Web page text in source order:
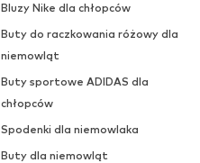
Bluzy Nike dla chłopców
Buty do raczkowania różowy dla
niemowląt
Buty sportowe ADIDAS dla
chłopców
Spodenki dla niemowlaka
Buty dla niemowląt